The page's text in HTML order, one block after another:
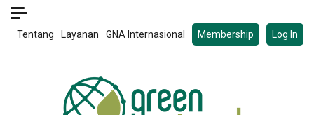
Skip
Tentang Layanan GNA Internasional Membership Log In